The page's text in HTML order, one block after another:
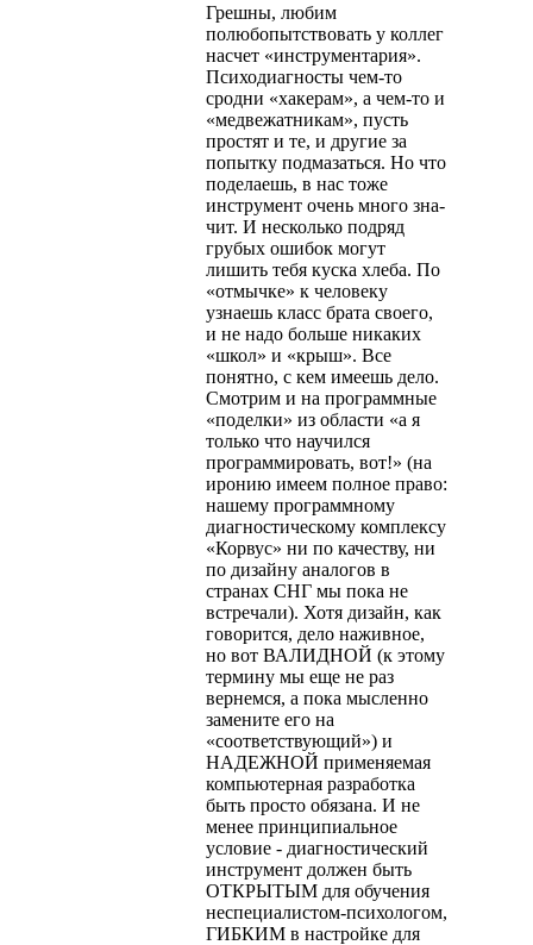
Грешны, любим
полюбопытствовать у коллег
насчет «инстру­ментария».
Психодиагносты чем-то
сродни «хакерам», а чем-то и
«медвежатникам», пусть
простят и те, и другие за
попытку подма­заться. Но что
поделаешь, в нас тоже
инструмент очень много зна­
чит. И несколько подряд
грубых ошибок могут
лишить тебя куска хлеба. По
«отмычке» к человеку
узнаешь класс брата своего,
и не надо больше никаких
«школ» и «крыш». Все
понятно, с кем име­ешь дело.
Смотрим и на программные
«поделки» из области «а я
только что научился
программировать, вот!» (на
иронию имеем полное право:
нашему программному
диагностическому комплексу
«Корвус» ни по качеству, ни
по дизайну аналогов в
странах СНГ мы пока не
встречали). Хотя дизайн, как
говорится, дело наживное,
но вот ВАЛИДНОЙ (к этому
термину мы еще не раз
вернемся, а пока мысленно
замените его на
«соответствующий») и
НАДЕЖНОЙ применяемая
компьютерная разработка
быть просто обязана. И не
менее принципиальное
условие - диагностический
инструмент должен быть
ОТКРЫТЫМ для обучения
неспециалистом-психологом,
ГИБКИМ в настройке для